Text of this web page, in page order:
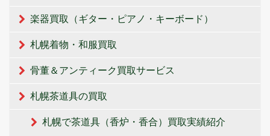
楽器買取（ギター・ピアノ・キーボード）
札幌着物・和服買取
骨董＆アンティーク買取サービス
札幌茶道具の買取
札幌で茶道具（香炉・香合）買取実績紹介